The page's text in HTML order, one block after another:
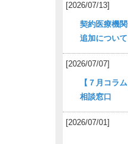
[2026/07/13]
契約医療機
追加について
[2026/07/07]
【７月コラ
相談窓口
[2026/07/01]